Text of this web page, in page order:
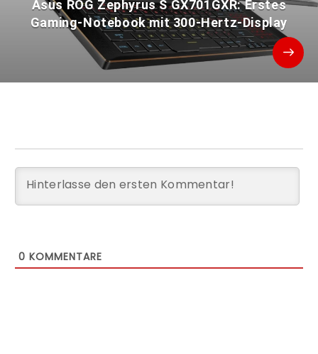
Asus ROG Zephyrus S GX701GXR: Erstes
Gaming-Notebook mit 300-Hertz-Display
0 KOMMENTARE